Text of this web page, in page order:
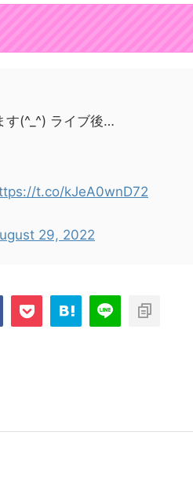
す(^_^) ライブ後…
t.co/kJeA0wnD72
29, 2022